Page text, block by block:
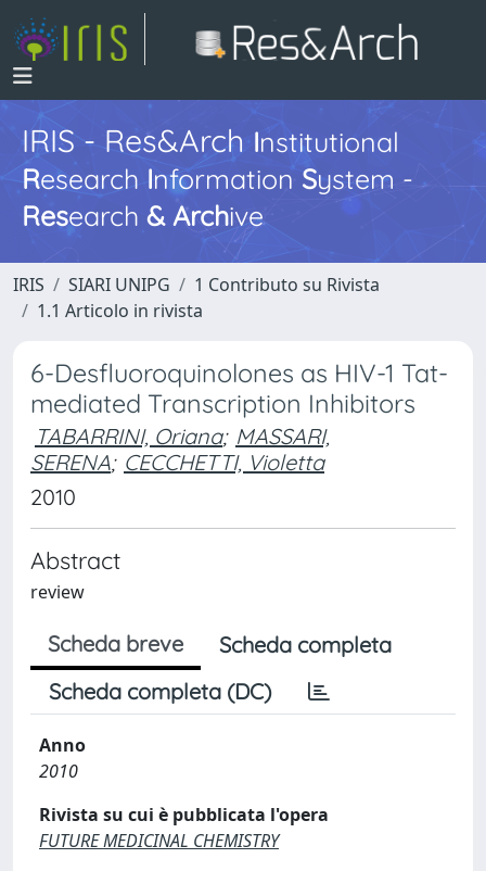
IRIS - Res&ArchInstitutional
Research InformationSystem -
Research & Archive
IRIS SIARI UNIPG
1 Contributo su Rivista
1.1 Articolo in rivista
6-Desfluoroquinolones as HIV-1 Tat-
mediated Transcription Inhibitors
TABARRINI, Oriana; MASSARI,
SERENA; CECCHETTI, Violetta
2010
Abstract
review
Scheda breve
Scheda completa
Scheda completa (DC)
Anno
2010
Rivista su cui è pubblicata l'opera
FUTURE MEDICINAL CHEMISTRY